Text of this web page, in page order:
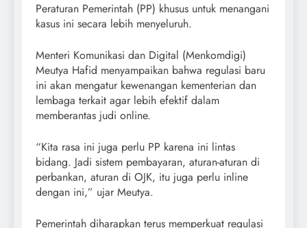
Peraturan Pemerintah (PP) khusus untuk menangani
kasus ini secara lebih menyeluruh.
Menteri Komunikasi dan Digital (Menkomdigi)
Meutya Hafid menyampaikan bahwa regulasi baru
ini akan mengatur kewenangan kementerian dan
lembaga terkait agar lebih efektif dalam
memberantas judi online.
“Kita rasa ini juga perlu PP karena ini lintas
bidang. Jadi sistem pembayaran, aturan-aturan di
perbankan, aturan di OJK, itu juga perlu inline
dengan ini,” ujar Meutya.
Pemerintah diharapkan terus memperkuat regulasi